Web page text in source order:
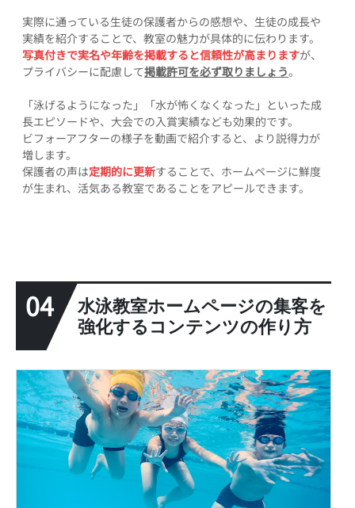
実際に通っている生徒の保護者からの感想や、生徒の成長や
実績を紹介することで、教室の魅力が具体的に伝わります。
写真付きで実名や年齢を掲載すると信頼性が高まりますが、
プライバシーに配慮して掲載許可を必ず取りましょう。
「泳げるようになった」「水が怖くなくなった」といった成
長エピソードや、大会での入賞実績なども効果的です。
ビフォーアフターの様子を動画で紹介すると、より説得力が
増します。
保護者の声は定期的に更新することで、ホームページに鮮度
が生まれ、活気ある教室であることをアピールできます。
04
水泳教室ホームページの集客を
強化するコンテンツの作り方